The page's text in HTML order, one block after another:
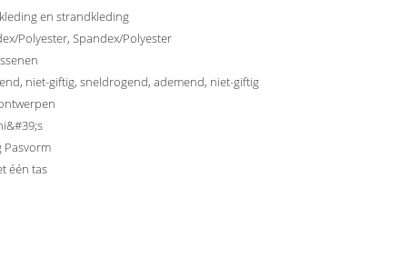
en strandkleding
Polyester, Spandex/Polyester
niet-giftig, sneldrogend, ademend, niet-giftig
Pasvorm
één tas